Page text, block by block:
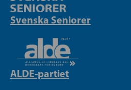
Svenska Seniorer
ALDE-partiet